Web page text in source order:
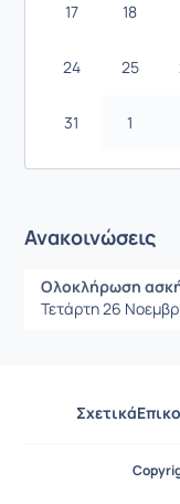
17 18
24 25
31 1
Ανακοινώσεις
Ολοκλήρωση
Τετάρτη 26
Σχετικά